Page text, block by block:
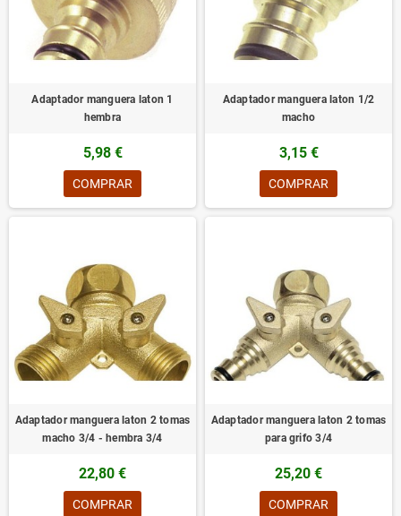
Adaptador manguera laton 1
hembra
5,98 €
COMPRAR
Adaptador manguera laton 1/2
macho
3,15 €
COMPRAR
Adaptador manguera laton 2 tomas
macho 3/4 - hembra 3/4
22,80 €
COMPRAR
Adaptador manguera laton 2 tomas
para grifo 3/4
25,20 €
COMPRAR